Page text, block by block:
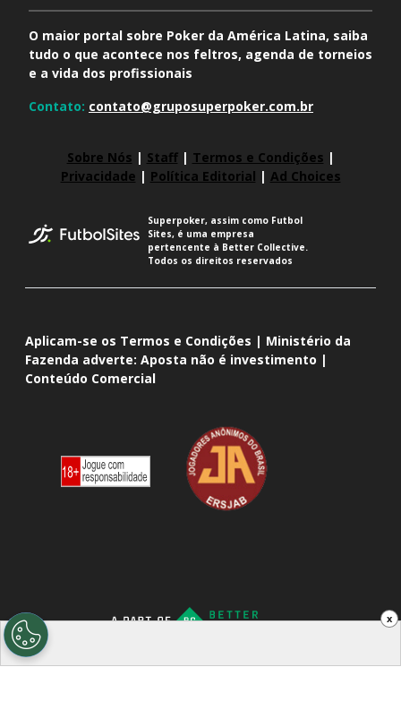
x
O maior portal sobre Poker da América Latina, saiba
tudo o que acontece nos feltros, agenda de torneios
e a vida dos profissionais
Contato: contato@gruposuperpoker.com.br
Sobre Nós | Staff| Termos e Condições |
Privacidade | Política Editorial | Ad Choices
Superpoker, assim como Futbol
Sites, é uma empresa
pertencente à Better Collective.
Todos os direitos reservados
Aplicam-se os Termos e Condições | Ministério da
Fazenda adverte: Aposta não é investimento |
Conteúdo Comercial